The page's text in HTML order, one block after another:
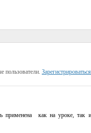
пользователи.
применена как на уроке, так